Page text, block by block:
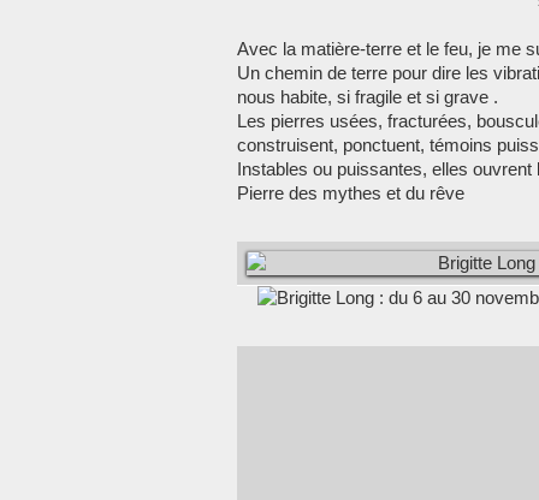
Avec la matière-terre et le feu, je me
Un chemin de terre pour dire les
nous habite, si fragile et si grave .
Les pierres usées, fracturées,
construisent, ponctuent, témoins
Instables ou puissantes, elles
Pierre des mythes et du rêve